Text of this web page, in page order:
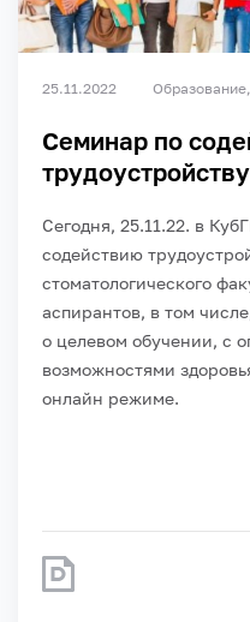
25.11.2022 Образование
Семинар по
трудоустройству
Сегодня, 25.11.22. в
содействию
стоматологического
аспирантов, в том
о целевом обучении, с
возможностями
онлайн режиме.